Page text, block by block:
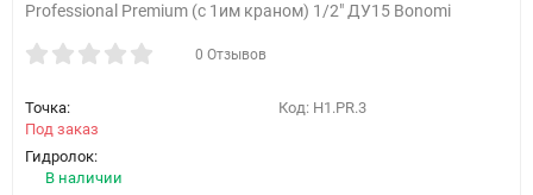
Professional Premium (c 1им краном) 1/2" ДУ15 Bonomi
0 Отзывов
Код: H1.PR.3
Точка:
Под заказ
Гидролок:
В наличии